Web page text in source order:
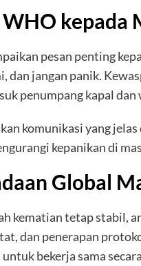
kepada
pesan penting
dan jangan panik.
penumpang kapal
komunikasi yang
kepanikan di
Global
kematian tetap stabil,
dan penerapan
bekerja sama